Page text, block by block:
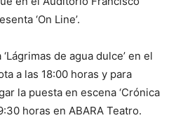
‘On Line’.
de agua dulce’ en el
a las 18:00 horas y para
la puesta en escena ‘Crónica
horas en ABARA Teatro.